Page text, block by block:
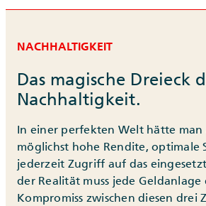
NACHHALTIGKEIT
Das magische Dreieck
Nachhaltigkeit.
In einer perfekten Welt hätte man
möglichst hohe Rendite, optimale
jederzeit Zugriff auf das
der Realität muss jede Geldanlage
Kompromiss zwischen diesen drei